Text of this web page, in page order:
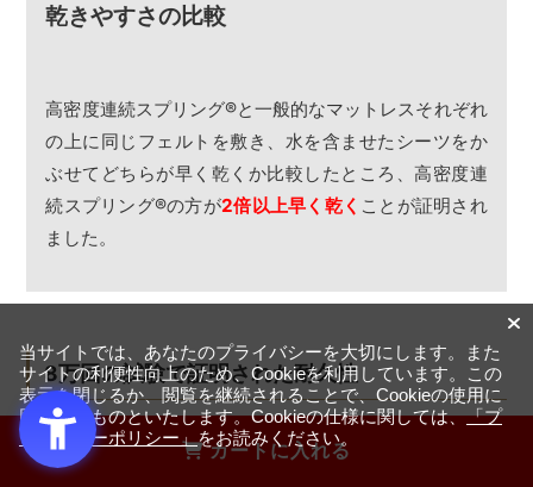
カートに入れる
乾きやすさの比較
高密度連続スプリング®と一般的なマットレスそれぞれ
の上に同じフェルトを敷き、水を含ませたシーツをか
ぶせてどちらが早く乾くか比較したところ、高密度連
続スプリング®の方が2倍以上早く乾く ことが証明され
ました。
8万回の試験で証明された耐久性
高密度連続スプリング®は、荷重を繋がったスプリング全体
で分散させます。そのため部分的に集中した負荷がかから
当サイトでは、あなたのプライバシーを大切にします。また
サイトの利便性向上のため、Cookieを利用しています。この
表示を閉じるか、閲覧を継続されることで、Cookieの使用に
同意するものといたします。Cookieの仕様に関しては、「プ
ライバシーポリシー」をお読みください。